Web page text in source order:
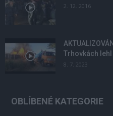
2. 12. 2016
Trhovkách
8. 7. 2023
OBLÍBENÉ KATEGORIE